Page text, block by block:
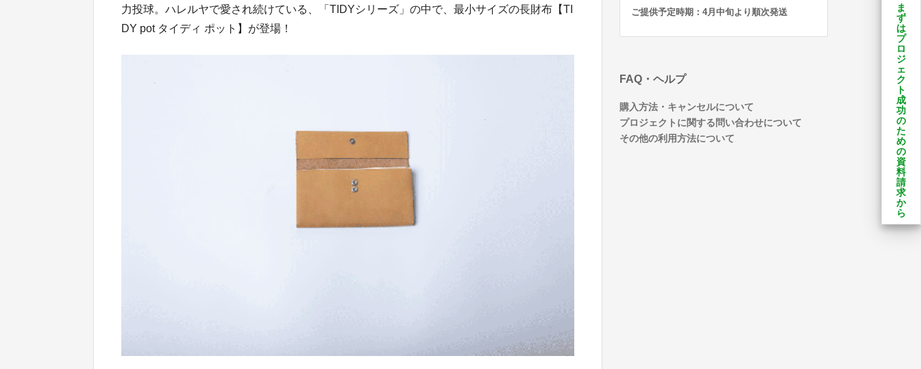
力投球。ハレルヤで愛され続けている、「TIDYシリーズ」の中で、最小サイズの長財布【TI
DY pot タイディ ポット】が登場！
ご提供予定時期：4月中旬より順次発送
FAQ・ヘルプ
購入方法・キャンセルについて
プロジェクトに関する問い合わせについて
その他の利用方法について
ま
ず
は
プ
ロ
ジ
ェ
ク
ト
成
功
の
た
め
の
資
料
請
求
か
ら